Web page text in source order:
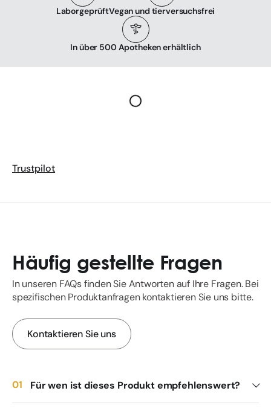
LaborgeprüftVegan und tierversuchsfrei
In über 500 Apotheken erhältlich
Trustpilot
Häufig gestellte Fragen
In unseren FAQs finden Sie Antworten auf Ihre Fragen. Bei
spezifischen Produktanfragen kontaktieren Sie uns bitte.
Kontaktieren Sie uns
Für wen ist dieses Produkt empfehlenswert?